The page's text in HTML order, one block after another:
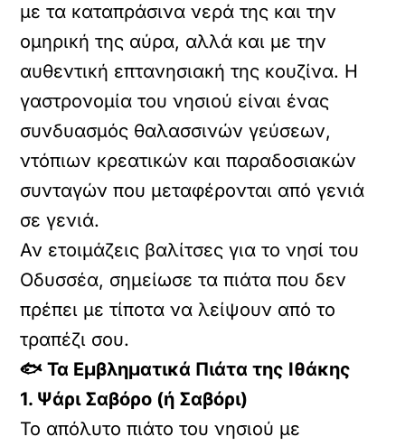
με τα καταπράσινα νερά της και την
ομηρική της αύρα, αλλά και με την
αυθεντική επτανησιακή της κουζίνα. Η
γαστρονομία του νησιού είναι ένας
συνδυασμός θαλασσινών γεύσεων,
ντόπιων κρεατικών και παραδοσιακών
συνταγών που μεταφέρονται από γενιά
σε γενιά.
Αν ετοιμάζεις βαλίτσες για το νησί του
Οδυσσέα, σημείωσε τα πιάτα που δεν
πρέπει με τίποτα να λείψουν από το
τραπέζι σου.
🐟 Τα Εμβληματικά Πιάτα της Ιθάκης
1. Ψάρι Σαβόρο (ή Σαβόρι)
Το απόλυτο πιάτο του νησιού με